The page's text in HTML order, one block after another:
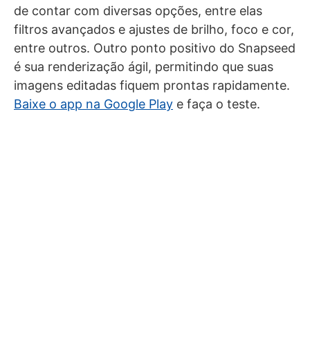
de contar com diversas opções, entre elas
filtros avançados e ajustes de brilho, foco e cor,
entre outros. Outro ponto positivo do Snapseed
é sua renderização ágil, permitindo que suas
imagens editadas fiquem prontas rapidamente.
Baixe o app na Google Play e faça o teste.